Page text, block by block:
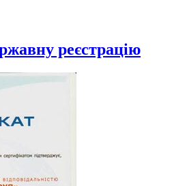
реєстрацію